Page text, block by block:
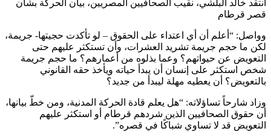
انتقد خالد البلشي، نقيب الصحافيين المصريين، بيان الحركة بشأن
قصر قرطام
وواصل: “أعلم أن أي اعتداء على الحقوق – لو تأكدت حجيتها- جريمة،
لكن ما حجم جريمة تشريد العشرات، وأن تستكثر عليهم حتى
التعويض عن حيواتهم؟ وعما بذلوه من أعمارهم؟ ما حجم جريمة
شخص استكثر على إنسان أن يبدأ حياته ويأخذ حقه القانوني
بالتعويض؟ أن يعطيه مهلة ليبدأ من جديد؟
وزاد شارحاً تساؤلاته: “هل يعلم قادة الحركة المدنية، ومن خطّ بيانها،
أن حقوق الصحافيين الذين شردهم قرطام أو استكثر عليهم
التعويض قد لا تساوي شباكًا في قصره”.